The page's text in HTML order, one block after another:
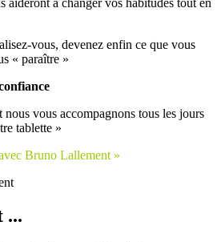
vous, devenez enfin ce que vous
« paraître »
vous accompagnons tous les jours
tablette »
Bruno Lallement »
...